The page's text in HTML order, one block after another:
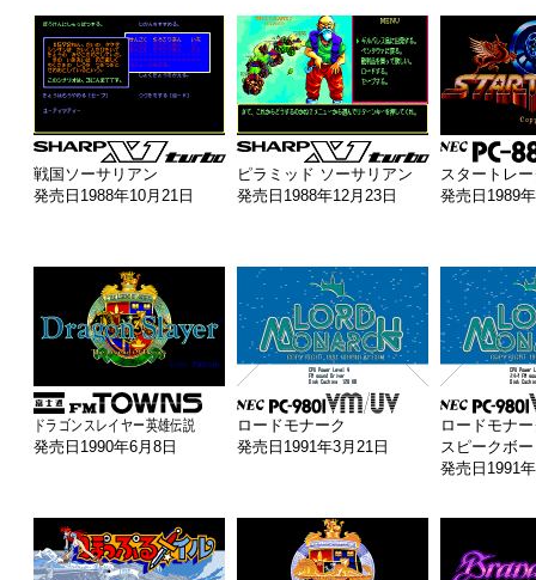
戦国ソーサリアン
発売日1988年10月21日
ピラミッド ソーサリアン
発売日1988年12月23日
スタートレ
発売日1989
ドラゴンスレイヤー英雄伝説
発売日1990年6月8日
ロードモナーク
発売日1991年3月21日
ロードモナ
スピークボ
発売日1991年